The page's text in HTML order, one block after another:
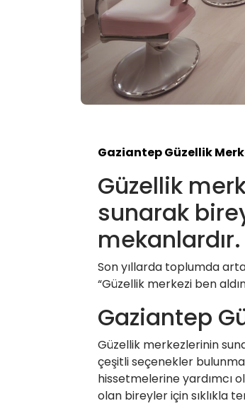
Gaziantep Güzellik
Güzellik
sunarak
mekanlardır.
Son yıllarda toplumda
“Güzellik merkezi ben
Gaziantep
Güzellik merkezlerinin
çeşitli seçenekler
hissetmelerine yardımcı
olan bireyler için sıklıkla